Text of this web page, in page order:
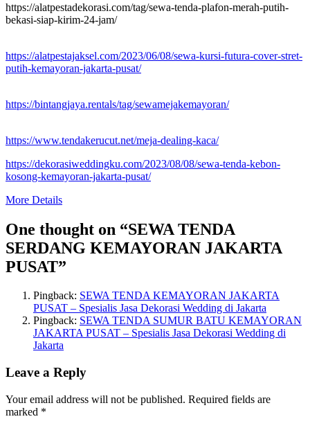
https://alatpestadekorasi.com/tag/sewa-tenda-plafon-merah-putih-
bekasi-siap-kirim-24-jam/
https://alatpestajaksel.com/2023/06/08/sewa-kursi-futura-cover-stret-
putih-kemayoran-jakarta-pusat/
https://bintangjaya.rentals/tag/sewamejakemayoran/
https://www.tendakerucut.net/meja-dealing-kaca/
https://dekorasiweddingku.com/2023/08/08/sewa-tenda-kebon-
kosong-kemayoran-jakarta-pusat/
More Details
One thought on “SEWA TENDA
SERDANG KEMAYORAN JAKARTA
PUSAT”
Pingback: SEWA TENDA KEMAYORAN JAKARTA
PUSAT – Spesialis Jasa Dekorasi Wedding di Jakarta
Pingback: SEWA TENDA SUMUR BATU KEMAYORAN
JAKARTA PUSAT – Spesialis Jasa Dekorasi Wedding di
Jakarta
Leave a Reply
Your email address will not be published. Required fields are
marked *